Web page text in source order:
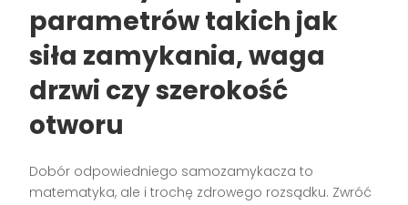
parametrów takich jak
siła zamykania, waga
drzwi czy szerokość
otworu
Dobór odpowiedniego samozamykacza to
matematyka, ale i trochę zdrowego rozsądku. Zwróć